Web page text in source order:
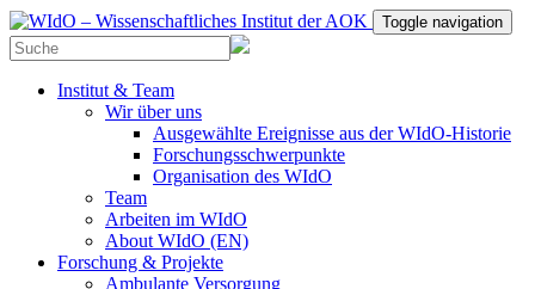
Toggle navigation
Institut & Team
Wir über uns
Ausgewählte Ereignisse aus der WIdO-Historie
Forschungsschwerpunkte
Organisation des WIdO
Team
Arbeiten im WIdO
About WIdO (EN)
Forschung & Projekte
Ambulante Versorgung